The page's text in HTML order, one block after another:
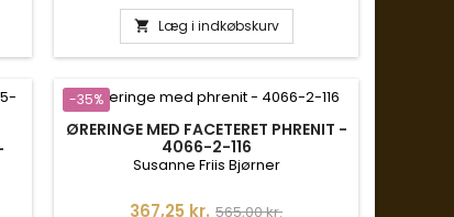
 Læg i indkøbskurv
-35%
ØRERINGE MED FACETERET PHRENIT -
4066-2-116
Susanne Friis Bjørner
Pris
367,25 kr. Normalpris
565,00 kr.